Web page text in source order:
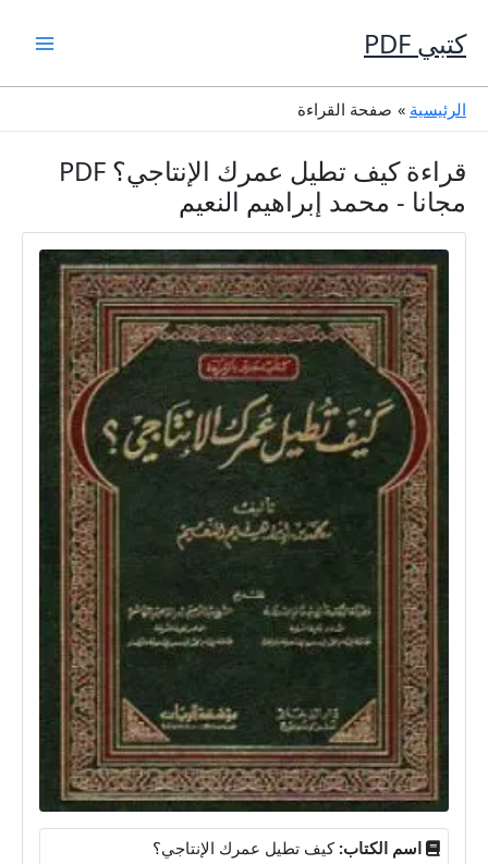
إلى
المحتوى
كتبي PDF
الرئيسية صفحة القراءة
قراءة كيف تطيل عمرك الإنتاجي؟ PDF
مجانا - محمد إبراهيم النعيم
اسم الكتاب: كيف تطيل عمرك الإنتاجي؟